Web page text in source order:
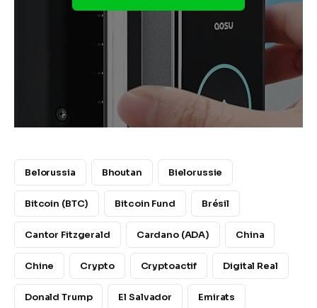
Belorussia Bhoutan Bielorussie
Bitcoin (BTC) Bitcoin Fund Brésil
Cantor Fitzgerald Cardano (ADA) China
Chine Crypto Cryptoactif Digital Real
Donald Trump El Salvador Emirats